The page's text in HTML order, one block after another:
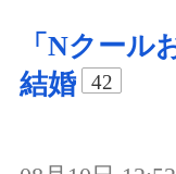
「Nクール
結婚
42